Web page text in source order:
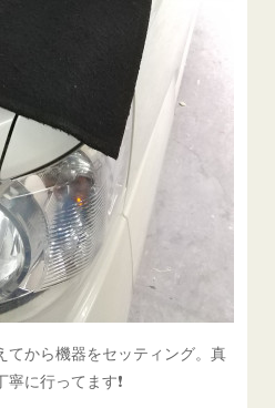
てから機器をセッティング。真
に行ってます❗️